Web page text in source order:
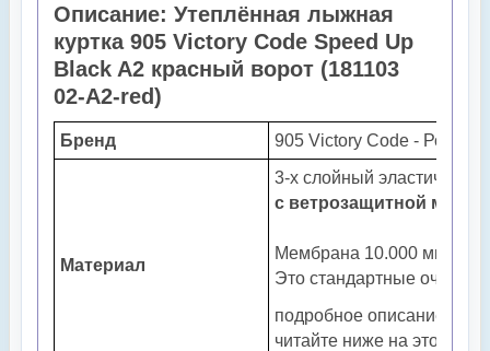
Описание: Утеплённая лыжная
куртка 905 Victory Code Speed Up
Black A2 красный ворот (181103
02-A2-red)
Бренд 905 Victory Code - Россия
Материал
3-х слойный эластичный
с ветрозащитной
Мембрана 10.000 мм на
Это стандартные очень
подробное описание
читайте ниже на этой